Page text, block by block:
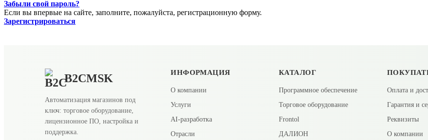
Забыли свой пароль?
Если вы впервые на сайте, заполните, пожалуйста, регистрационную форму.
Зарегистрироваться
B2CMSK
Автоматизация магазинов под
ключ: торговое оборудование,
лицензионное ПО, настройка и
поддержка.
ИНФОРМАЦИЯ
О компании
Услуги
AI-разработка
Отрасли
КАТАЛОГ
Программное обеспечение
Торговое оборудование
Frontol
ДАЛИОН
Оплата и
Гарантия и
Реквизиты
О компании